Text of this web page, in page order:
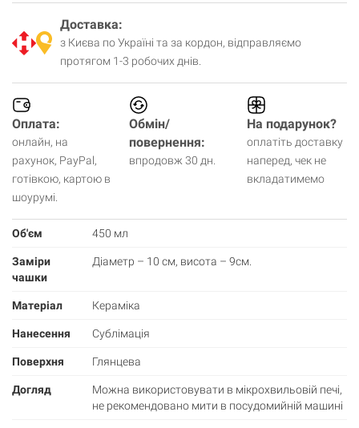
Доставка:
з Києва по Україні та за кордон, відправляємо
протягом 1-3 робочих днів.
Оплата:
онлайн, на
рахунок, PayPal,
готівкою, картою в
шоурумі.
Обмін/
повернення:
впродовж 30 дн.
На подарунок?
оплатіть доставку
наперед, чек не
вкладатимемо
Об'єм 450 мл
Заміри
чашки
Діаметр – 10 см, висота – 9см.
Матеріал Кераміка
Нанесення Сублімація
Поверхня Глянцева
Догляд
Можна використовувати в мікрохвильовій печі,
не рекомендовано мити в посудомийній машині